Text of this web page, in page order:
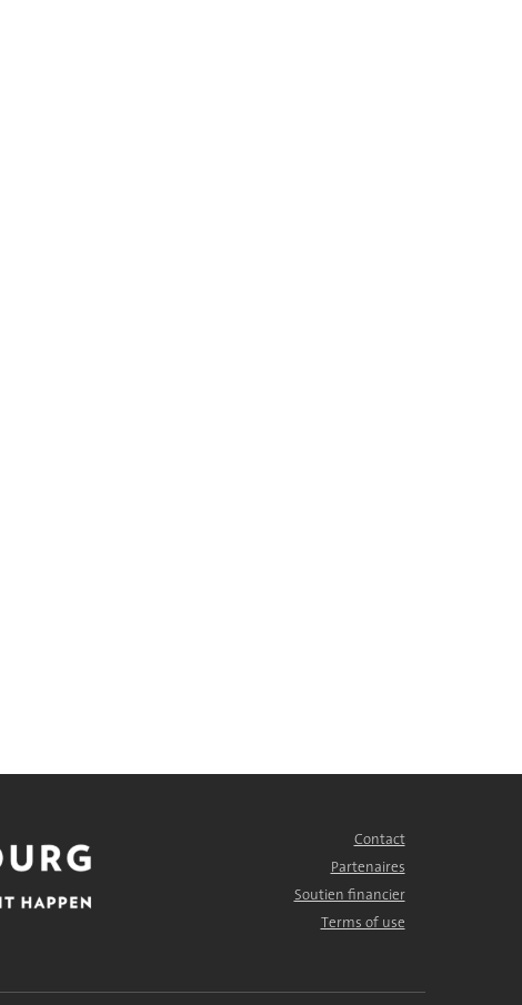
Contact
Partenaires
Soutien financier
Terms of use